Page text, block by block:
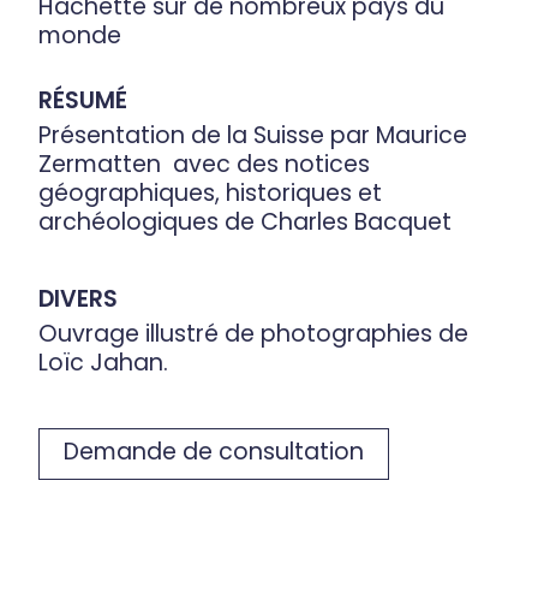
Hachette sur de nombreux pays du
monde
RÉSUMÉ
Présentation de la Suisse par Maurice
Zermatten avec des notices
géographiques, historiques et
archéologiques de Charles Bacquet
DIVERS
Ouvrage illustré de photographies de
Loïc Jahan.
Demande de consultation